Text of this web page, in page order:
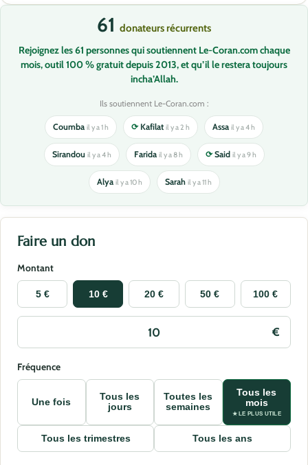
61 donateurs récurrents
Rejoignez les 61 personnes qui soutiennent Le-Coran.com chaque
mois, outil 100 % gratuit depuis 2013, et qu’il le restera toujours
incha’Allah.
Ils soutiennent Le-Coran.com :
Coumba il y a 1 h ⟳Kafilat il y a 2 h Assa il y a 4 h
Sirandou il y a 4 h Farida il y a 8 h ⟳Said il y a 9 h
Alya il y a 10 h Sarah il y a 11 h
Faire un don
Montant
5 € 10 € 20 € 50 € 100 €
Fréquence
Une fois
Tous les
jours
Toutes les
semaines
Tous les
mois
★ LE PLUS UTILE
Tous les trimestres Tous les ans